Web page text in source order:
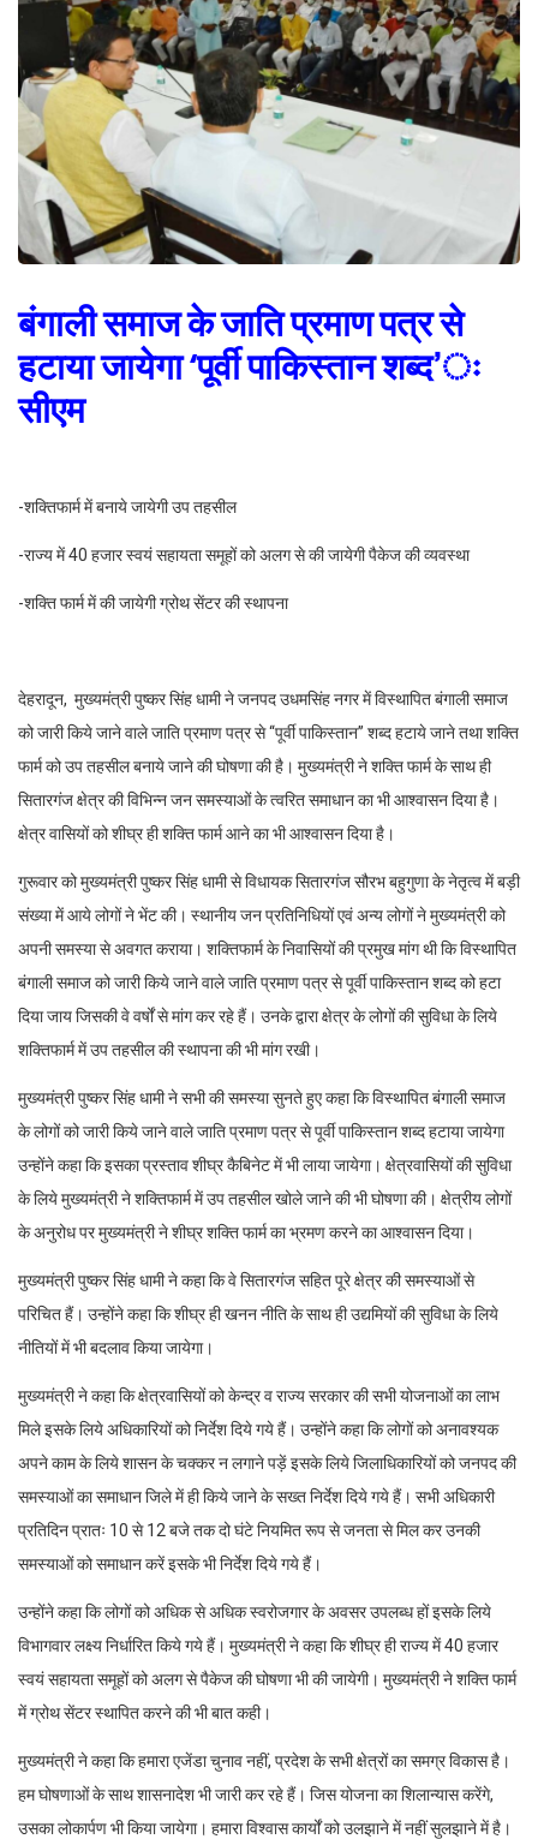
बंगाली समाज के जाति प्रमाण पत्र से
हटाया जायेगा ‘पूर्वी पाकिस्तान शब्द’ः
सीएम
-शक्तिफार्म में बनाये जायेगी उप तहसील
-राज्य में 40 हजार स्वयं सहायता समूहों को अलग से की जायेगी पैकेज की व्यवस्था
-शक्ति फार्म में की जायेगी ग्रोथ सेंटर की स्थापना
देहरादून, मुख्यमंत्री पुष्कर सिंह धामी ने जनपद उधमसिंह नगर में विस्थापित बंगाली समाज
को जारी किये जाने वाले जाति प्रमाण पत्र से ‘‘पूर्वी पाकिस्तान’’ शब्द हटाये जाने तथा शक्ति
फार्म को उप तहसील बनाये जाने की घोषणा की है। मुख्यमंत्री ने शक्ति फार्म के साथ ही
सितारगंज क्षेत्र की विभिन्न जन समस्याओं के त्वरित समाधान का भी आश्वासन दिया है।
क्षेत्र वासियों को शीघ्र ही शक्ति फार्म आने का भी आश्वासन दिया है।
गुरूवार को मुख्यमंत्री पुष्कर सिंह धामी से विधायक सितारगंज सौरभ बहुगुणा के नेतृत्व में बड़ी
संख्या में आये लोगों ने भेंट की। स्थानीय जन प्रतिनिधियों एवं अन्य लोगों ने मुख्यमंत्री को
अपनी समस्या से अवगत कराया। शक्तिफार्म के निवासियों की प्रमुख मांग थी कि विस्थापित
बंगाली समाज को जारी किये जाने वाले जाति प्रमाण पत्र से पूर्वी पाकिस्तान शब्द को हटा
दिया जाय जिसकी वे वर्षों से मांग कर रहे हैं। उनके द्वारा क्षेत्र के लोगों की सुविधा के लिये
शक्तिफार्म में उप तहसील की स्थापना की भी मांग रखी।
मुख्यमंत्री पुष्कर सिंह धामी ने सभी की समस्या सुनते हुए कहा कि विस्थापित बंगाली समाज
के लोगों को जारी किये जाने वाले जाति प्रमाण पत्र से पूर्वी पाकिस्तान शब्द हटाया जायेगा
उन्होंने कहा कि इसका प्रस्ताव शीघ्र कैबिनेट में भी लाया जायेगा। क्षेत्रवासियों की सुविधा
के लिये मुख्यमंत्री ने शक्तिफार्म में उप तहसील खोले जाने की भी घोषणा की। क्षेत्रीय लोगों
के अनुरोध पर मुख्यमंत्री ने शीघ्र शक्ति फार्म का भ्रमण करने का आश्वासन दिया।
मुख्यमंत्री पुष्कर सिंह धामी ने कहा कि वे सितारगंज सहित पूरे क्षेत्र की समस्याओं से
परिचित हैं। उन्होंने कहा कि शीघ्र ही खनन नीति के साथ ही उद्यमियों की सुविधा के लिये
नीतियों में भी बदलाव किया जायेगा।
मुख्यमंत्री ने कहा कि क्षेत्रवासियों को केन्द्र व राज्य सरकार की सभी योजनाओं का लाभ
मिले इसके लिये अधिकारियों को निर्देश दिये गये हैं। उन्होंने कहा कि लोगों को अनावश्यक
अपने काम के लिये शासन के चक्कर न लगाने पड़ें इसके लिये जिलाधिकारियों को जनपद की
समस्याओं का समाधान जिले में ही किये जाने के सख्त निर्देश दिये गये हैं। सभी अधिकारी
प्रतिदिन प्रातः 10 से 12 बजे तक दो घंटे नियमित रूप से जनता से मिल कर उनकी
समस्याओं को समाधान करें इसके भी निर्देश दिये गये हैं।
उन्होंने कहा कि लोगों को अधिक से अधिक स्वरोजगार के अवसर उपलब्ध हों इसके लिये
विभागवार लक्ष्य निर्धारित किये गये हैं। मुख्यमंत्री ने कहा कि शीघ्र ही राज्य में 40 हजार
स्वयं सहायता समूहों को अलग से पैकेज की घोषणा भी की जायेगी। मुख्यमंत्री ने शक्ति फार्म
में ग्रोथ सेंटर स्थापित करने की भी बात कही।
मुख्यमंत्री ने कहा कि हमारा एजेंडा चुनाव नहीं, प्रदेश के सभी क्षेत्रों का समग्र विकास है।
हम घोषणाओं के साथ शासनादेश भी जारी कर रहे हैं। जिस योजना का शिलान्यास करेंगे,
उसका लोकार्पण भी किया जायेगा। हमारा विश्वास कार्यों को उलझाने में नहीं सुलझाने में है।